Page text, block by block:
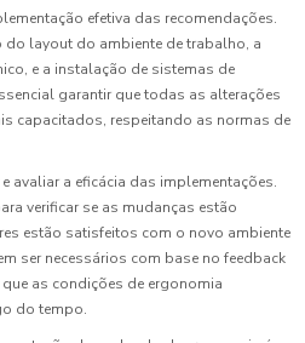
efetiva das recomendações.
layout do ambiente de trabalho, a
e a instalação de sistemas de
garantir que todas as alterações
capacitados, respeitando as normas de
avaliar a eficácia das implementações.
verificar se as mudanças estão
estão satisfeitos com o novo ambiente
ser necessários com base no feedback
as condições de ergonomia
do tempo.